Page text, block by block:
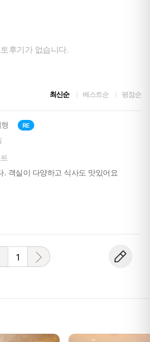
~ 21:00
취소시 1박 수수료 발생
시 100% 취소 수수료 발생 (환불금 없음)
소시 전액 환불
취소시 2박 수수료 발생
소시 전액 환불
취소시 2박 수수료 발생
는 질문
되는건가요?
타워 오션뷰
후기가 없습니다.
최신순 베스트순 평점순
RE
객실이 다양하고 식사도 맛있어요
1